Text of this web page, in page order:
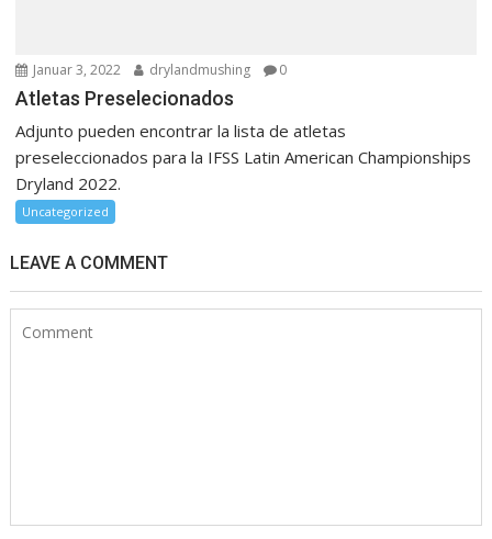
Januar 3, 2022 drylandmushing 0
Atletas Preselecionados
Adjunto pueden encontrar la lista de atletas
preseleccionados para la IFSS Latin American Championships
Dryland 2022.
Uncategorized
LEAVE A COMMENT